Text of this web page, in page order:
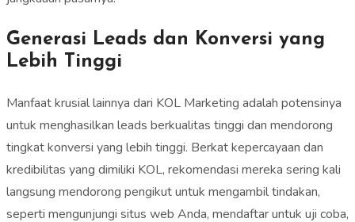
Generasi Leads dan Konversi yang
Lebih Tinggi
Manfaat krusial lainnya dari KOL Marketing adalah potensinya
untuk menghasilkan leads berkualitas tinggi dan mendorong
tingkat konversi yang lebih tinggi. Berkat kepercayaan dan
kredibilitas yang dimiliki KOL, rekomendasi mereka sering kali
langsung mendorong pengikut untuk mengambil tindakan,
seperti mengunjungi situs web Anda, mendaftar untuk uji coba,